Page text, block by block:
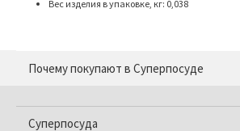
Вес изделия в упаковке, кг: 0,038
Почему покупают в Суперпосуде
Суперпосуда